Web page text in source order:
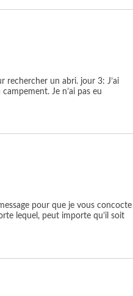
rechercher un abri. jour 3: J’ai
Je n’ai pas eu
pour que je vous concocte
lequel, peut importe qu’il soit